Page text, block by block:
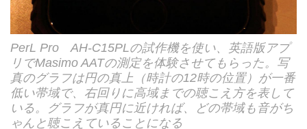
PerL Pro AH-C15PLの試作機を使い、英語版アプ
リでMasimo AATの測定を体験させてもらった。写
真のグラフは円の真上（時計の12時の位置）が一番
低い帯域で、右回りに高域までの聴こえ方を表して
いる。グラフが真円に近ければ、どの帯域も音がち
ゃんと聴こえていることになる